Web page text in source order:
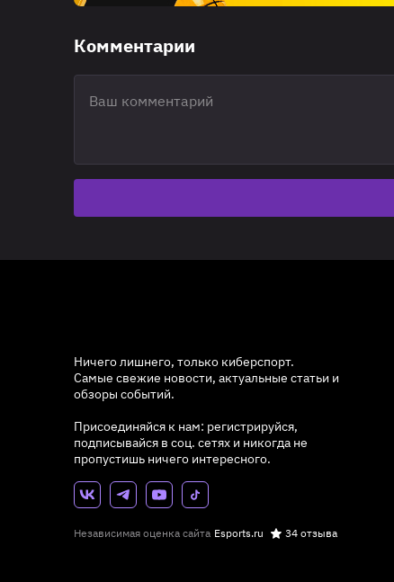
Комментарии
Ничего лишнего, только киберспорт.
Самые свежие новости, актуальные статьи и
обзоры событий.
Присоединяйся к нам: регистрируйся,
подписывайся в соц. сетях и никогда не
пропустишь ничего интересного.
Независимая оценка сайта Esports.ru 34 отзыва